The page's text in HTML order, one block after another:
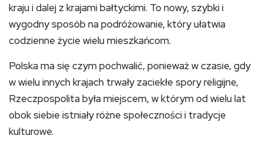
kraju i dalej z krajami bałtyckimi. To nowy, szybki i
wygodny sposób na podróżowanie, który ułatwia
codzienne życie wielu mieszkańcom.
Polska ma się czym pochwalić, ponieważ w czasie, gdy
w wielu innych krajach trwały zaciekłe spory religijne,
Rzeczpospolita była miejscem, w którym od wielu lat
obok siebie istniały różne społeczności i tradycje
kulturowe.